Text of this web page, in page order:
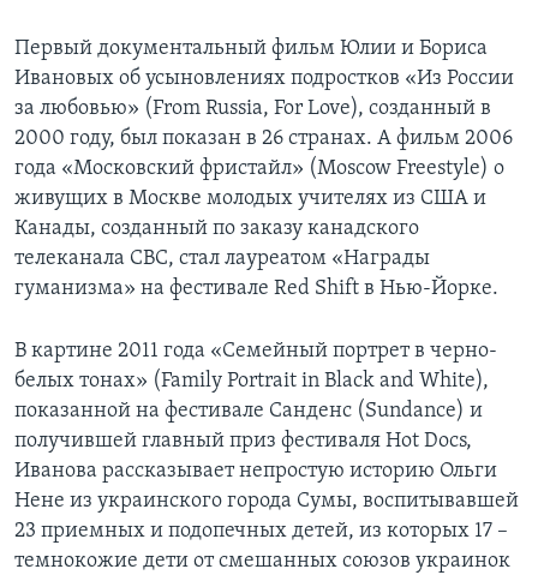
Первый документальный фильм Юлии и Бориса
Ивановых об усыновлениях подростков «Из России
за любовью» (From Russia, For Love), созданный в
2000 году, был показан в 26 странах. А фильм 2006
года «Московский фристайл» (Moscow Freestyle) о
живущих в Москве молодых учителях из США и
Канады, созданный по заказу канадского
телеканала CBC, стал лауреатом «Награды
гуманизма» на фестивале Red Shift в Нью-Йорке.
В картине 2011 года «Семейный портрет в черно-
белых тонах» (Family Portrait in Black and White),
показанной на фестивале Санденс (Sundance) и
получившей главный приз фестиваля Hot Docs,
Иванова рассказывает непростую историю Ольги
Нене из украинского города Сумы, воспитывавшей
23 приемных и подопечных детей, из которых 17 –
темнокожие дети от смешанных союзов украинок